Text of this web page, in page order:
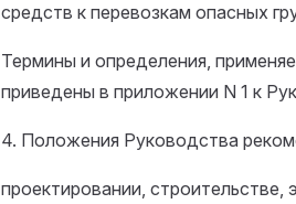
средств к перевозкам опасных
Термины и определения,
приведены в приложении N 1 к
4. Положения Руководства
проектировании, строительстве,